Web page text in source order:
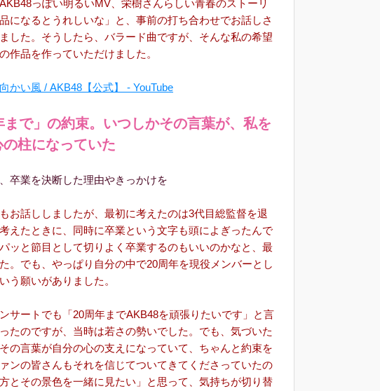
っぽい明るいMV、栄樹さんらしい青春のストーリ
になるとうれしいな」と、事前の打ち合わせでお話しさ
した。そうしたら、バラード曲ですが、そんな私の希望
作品を作っていただけました。
向かい風 / AKB48【公式】 - YouTube
まで」の約束。いつしかその言葉が、私を
柱になっていた
業を決断した理由やきっかけを
お話ししましたが、最初に考えたのは3代目総監督を退
えたときに、同時に卒業という文字も頭によぎったんで
ッと節目として切りよく卒業するのもいいのかなと、最
。でも、やっぱり自分の中で20周年を現役メンバーとし
う願いがありました。
サートでも「20周年までAKB48を頑張りたいです」と言
たのですが、当時は若さの勢いでした。でも、気づいた
の言葉が自分の心の支えになっていて、ちゃんと約束を
ンの皆さんもそれを信じてついてきてくださっていたの
とその景色を一緒に見たい」と思って、気持ちが切り替